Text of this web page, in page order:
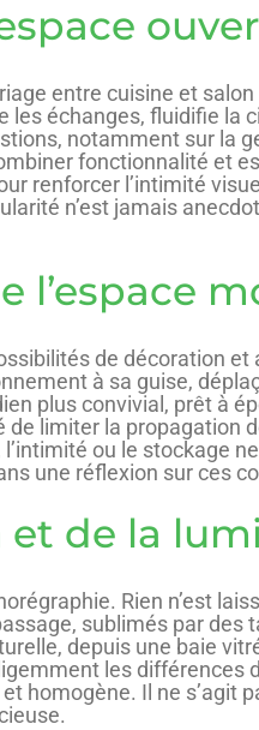
entre cuisine et
échanges, fluidifie la
notamment sur la
fonctionnalité et
renforcer l’intimité
n’est jamais
l’espace
de décoration
à sa guise,
plus convivial, prêt à
limiter la propagation
ou le stockage
une réflexion sur ces
et de la
Rien n’est
sublimés par des
depuis une baie
les différences
homogène. Il ne s’agit